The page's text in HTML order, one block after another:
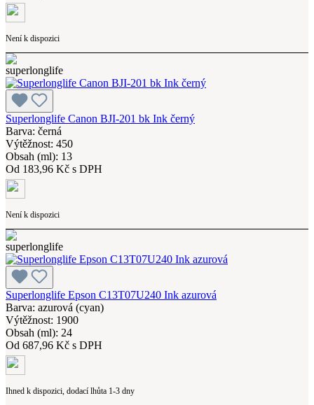
Není k dispozici
Superlonglife Canon BJI-201 bk Ink černý
Barva: černá
Výtěžnost: 450
Obsah (ml): 13
Od 183,96 Kč s DPH
Není k dispozici
Superlonglife Epson C13T07U240 Ink azurová
Barva: azurová (cyan)
Výtěžnost: 1900
Obsah (ml): 24
Od 687,96 Kč s DPH
Ihned k dispozici, dodací lhůta 1-3 dny